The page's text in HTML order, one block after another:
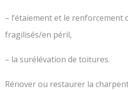
– l’étaiement et le renforcement
fragilisés/en péril,
– la surélévation de toitures.
Rénover ou restaurer la